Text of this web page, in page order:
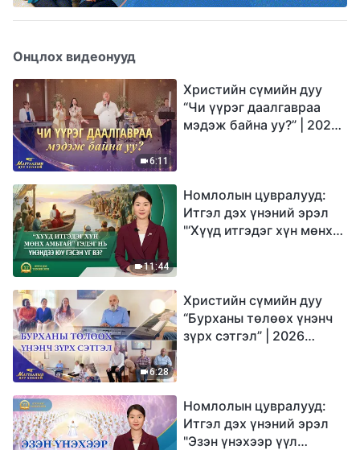
Онцлох видеонууд
6:11
Христийн сүмийн дуу
“Чи үүрэг даалгавраа
мэдэж байна уу?” | 2026
11:44
Номлолын цувралууд:
Итгэл дэх үнэний эрэл
"‘Хүүд итгэдэг хүн мөнх
6:28
Христийн сүмийн дуу
“Бурханы төлөөх үнэнч
зүрх сэтгэл” | 2026
Номлолын цувралууд:
Итгэл дэх үнэний эрэл
"Эзэн үнэхээр үүл